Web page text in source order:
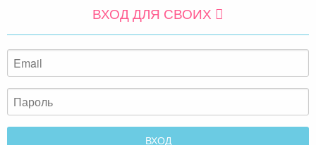
ВХОД ДЛЯ СВОИХ